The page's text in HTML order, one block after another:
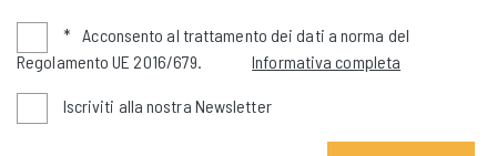
* Acconsento al trattamento dei dati a norma del
Regolamento UE 2016/679.
Informativa completa
Iscriviti alla nostra Newsletter